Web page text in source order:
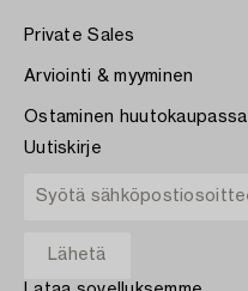
Private Sales
Arviointi & myyminen
Ostaminen huutokaupassa
Uutiskirje